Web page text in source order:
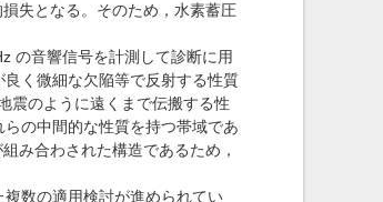
失となる。そのため，水素蓄圧
の音響信号を計測して診断に用
く微細な欠陥等で反射する性質
震のように遠くまで伝搬する性
の中間的な性質を持つ帯域であ
み合わされた構造であるため，
数の適用検討が進められてい